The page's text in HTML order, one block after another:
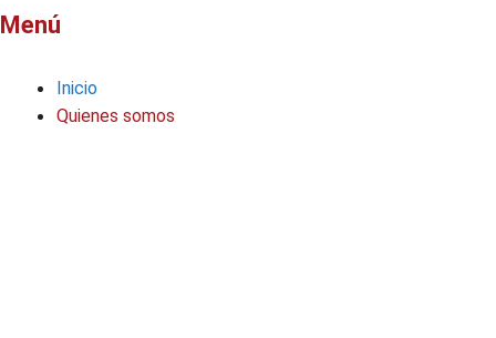
Menú
Inicio
Quienes somos